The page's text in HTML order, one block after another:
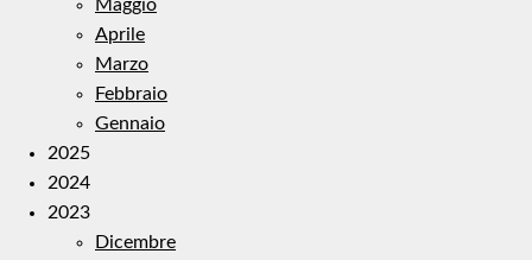
Maggio
Aprile
Marzo
Febbraio
Gennaio
2025
2024
2023
Dicembre